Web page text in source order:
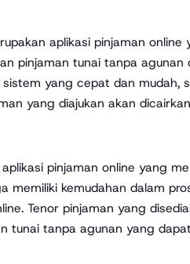
aplikasi pinjaman
pinjaman tunai tanpa
yang cepat dan mudah,
yang diajukan akan
pinjaman online yang
memiliki kemudahan dalam
Tenor pinjaman yang
tunai tanpa agunan yang